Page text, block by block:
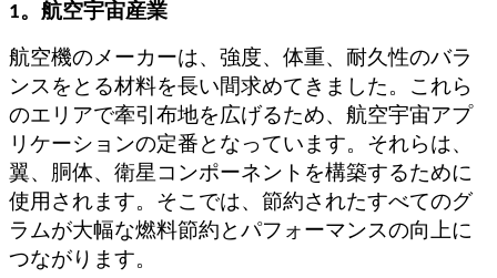
1。航空宇宙産業
航空機のメーカーは、強度、体重、耐久性のバラ
ンスをとる材料を長い間求めてきました。これら
のエリアで牽引布地を広げるため、航空宇宙アプ
リケーションの定番となっています。それらは、
翼、胴体、衛星コンポーネントを構築するために
使用されます。そこでは、節約されたすべてのグ
ラムが大幅な燃料節約とパフォーマンスの向上に
つながります。